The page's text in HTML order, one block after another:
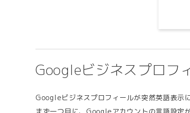
Googleビジネスプロフ
Googleビジネスプロフィールが突然英語表示